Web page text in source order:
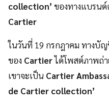
collection’ ของทางแบรนด์
Cartier
ในวันที่ 19 กรกฎาคม ทางบัญ
ของ Cartierได้โพสต์ภาพถ่
เขาจะเป็น Cartier
de Cartier collection’